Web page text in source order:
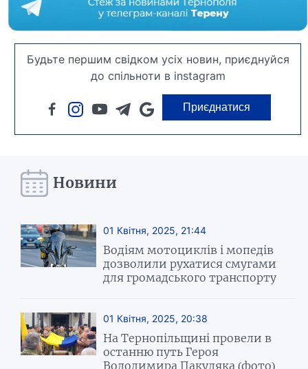
Будьте першим свідком усіх новин, приєднуйся
до спільноти в instagram
Приєднатися
Новини
01 Квітня, 2025, 21:44
Водіям мотоциклів і мопедів
дозволили рухатися смугами
для громадського транспорту
01 Квітня, 2025, 20:38
На Тернопільщині провели в
останню путь Героя
Володимира Пакуляка (фото)